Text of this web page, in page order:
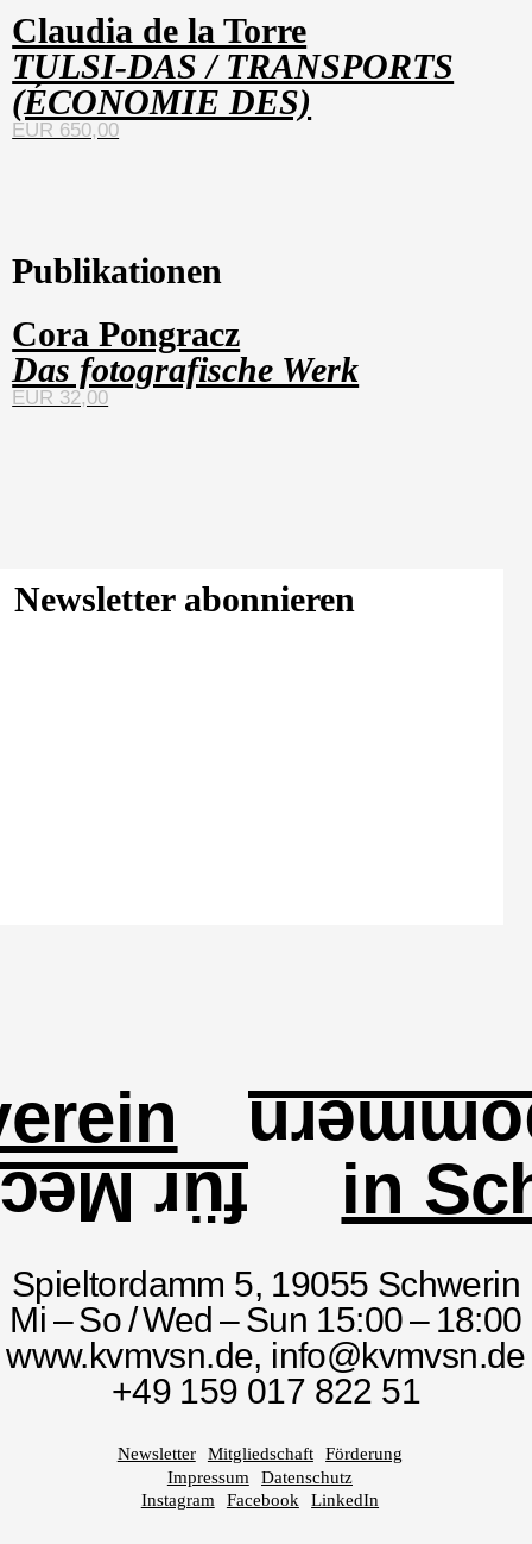
Claudia de la Torre
TULSI-DAS / TRANSPORTS
(ÉCONOMIE DES)
EUR 650,00
Publikationen
Cora Pongracz
Das fotografische Werk
EUR 32,00
Newsletter abonnieren
und
in
Newsletter Mitgliedschaft
Förderung
Impressum
Datenschutz
Spieltordamm 5, 19055 Schwerin
Mi – So / Wed – Sun 15:00 – 18:00
www.kvmvsn.de, info@kvmvsn.de
+49 159 017 822 51
Instagram Facebook LinkedIn